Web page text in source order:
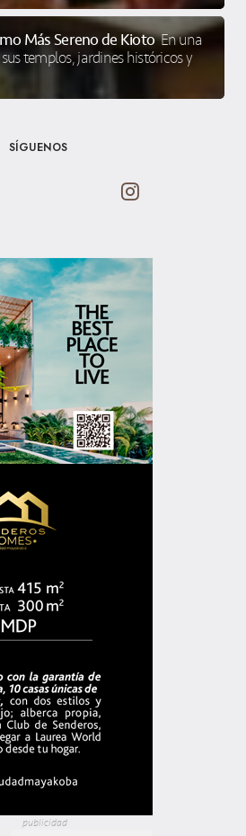
Más Sereno de Kioto En una
templos, jardines históricos y
SÍGUENOS
publicidad